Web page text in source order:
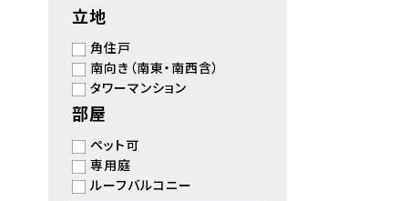
立地
角住戸
南向き（南東・南西含）
タワーマンション
部屋
ペット可
専用庭
ルーフバルコニー